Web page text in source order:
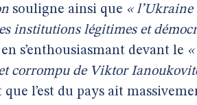
souligne ainsi que « l’Ukraine
institutions légitimes et
s’enthousiasmant devant le
corrompu de Viktor
l’est du pays ait